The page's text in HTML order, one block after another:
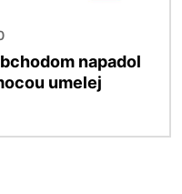
napadol
umelej